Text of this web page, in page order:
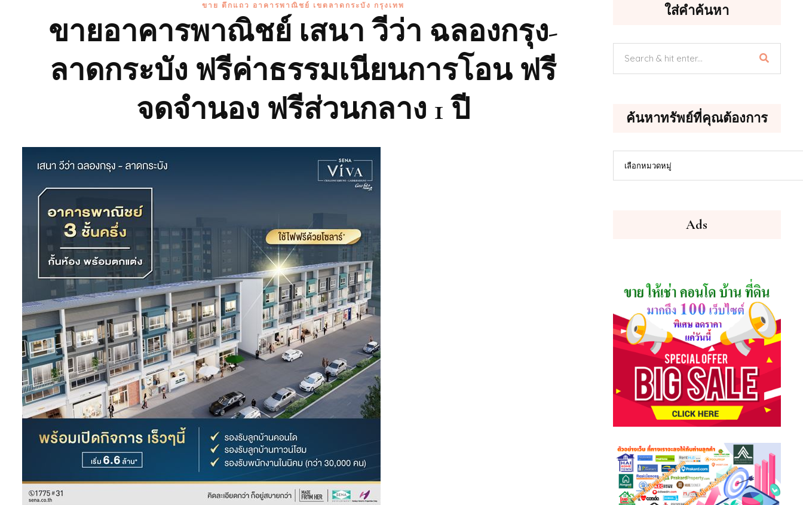
ขาย ตึกแถว อาคารพาณิชย์ เขตลาดกระบัง กรุงเทพ
ขายอาคารพาณิชย์ เสนา วีว่า ฉลองกรุง-
ลาดกระบัง ฟรีค่าธรรมเนียนการโอน ฟรี
จดจำนอง ฟรีส่วนกลาง 1 ปี
ใส่คำค้นหา
ค้นหาทรัพย์ที่คุณต้องการ
เลือกหมวดหมู่
Ads